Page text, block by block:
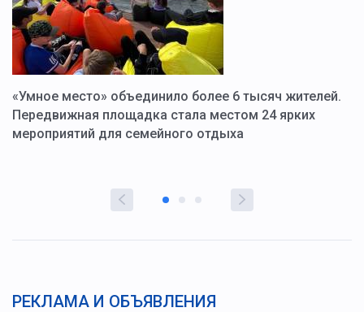
«Умное место» объединило более 6 тысяч жителей.
Передвижная площадка стала местом 24 ярких
мероприятий для семейного отдыха
РЕКЛАМА И ОБЪЯВЛЕНИЯ